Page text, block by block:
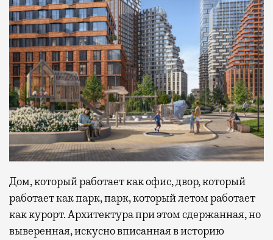
Дом, который работает как офис, двор, который
работает как парк, парк, который летом работает
как курорт. Архитектура при этом сдержанная, но
выверенная, искусно вписанная в историю